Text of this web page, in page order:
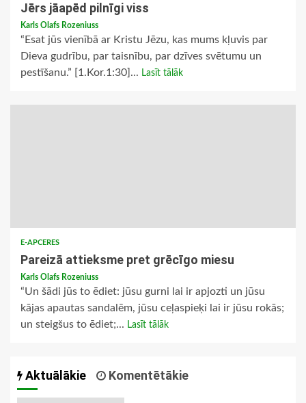
Jērs jāapēd pilnīgi viss
Karls Olafs Rozeniuss
“Esat jūs vienībā ar Kristu Jēzu, kas mums kļuvis par
Dieva gudrību, par taisnību, par dzīves svētumu un
pestīšanu.” [1.Kor.1:30]... Lasīt tālāk
E-APCERES
Pareizā attieksme pret grēcīgo miesu
Karls Olafs Rozeniuss
“Un šādi jūs to ēdiet: jūsu gurni lai ir apjozti un jūsu
kājas apautas sandalēm, jūsu ceļaspieķi lai ir jūsu rokās;
un steigšus to ēdiet;... Lasīt tālāk
Aktuālākie Komentētākie